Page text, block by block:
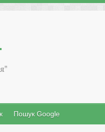
Пошук Google